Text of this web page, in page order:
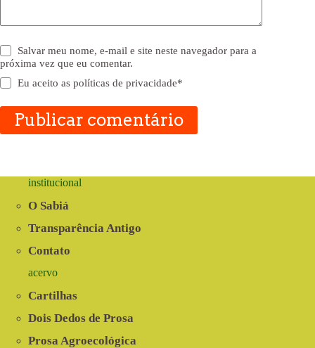
Salvar meu nome, e-mail e site neste navegador para a
próxima vez que eu comentar.
Eu aceito aspolíticas de privacidade*
Publicar comentário
institucional
O Sabiá
Transparência Antigo
Contato
acervo
Cartilhas
Dois Dedos de Prosa
Prosa Agroecológica